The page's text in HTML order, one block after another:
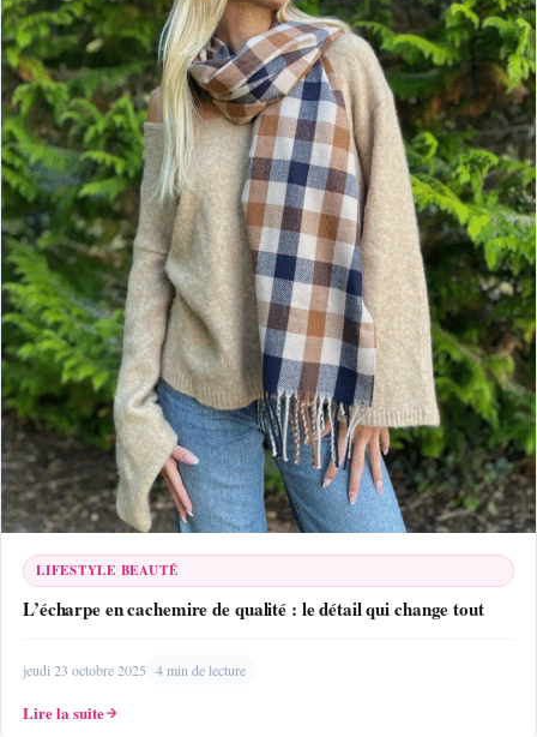
LIFESTYLE BEAUTÉ
L’écharpe en cachemire de qualité : le détail qui change tout
jeudi 23 octobre 2025 4 min de lecture
Lire la suite